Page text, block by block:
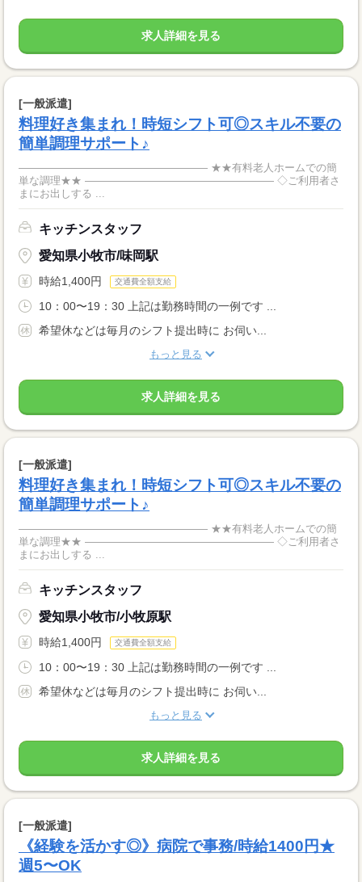
求人詳細を見る
[一般派遣]
料理好き集まれ！時短シフト可◎スキル不要の
簡単調理サポート♪
―――――――――――――――――― ★★有料老人ホームでの簡
単な調理★★ ―――――――――――――――――― ◇ご利用者さ
まにお出しする ...
キッチンスタッフ
愛知県小牧市/味岡駅
時給1,400円 交通費全額支給
10：00〜19：30 上記は勤務時間の一例です ...
希望休などは毎月のシフト提出時に お伺い...
もっと見る
求人詳細を見る
[一般派遣]
料理好き集まれ！時短シフト可◎スキル不要の
簡単調理サポート♪
―――――――――――――――――― ★★有料老人ホームでの簡
単な調理★★ ―――――――――――――――――― ◇ご利用者さ
まにお出しする ...
キッチンスタッフ
愛知県小牧市/小牧原駅
時給1,400円 交通費全額支給
10：00〜19：30 上記は勤務時間の一例です ...
希望休などは毎月のシフト提出時に お伺い...
もっと見る
求人詳細を見る
[一般派遣]
《経験を活かす◎》病院で事務/時給1400円★
週5〜OK